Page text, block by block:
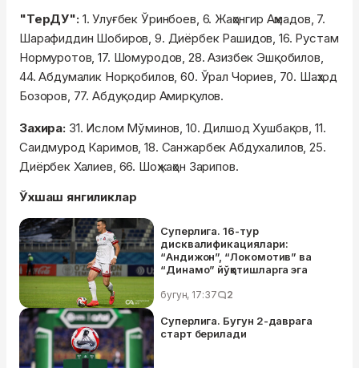
"ТерДУ":1. Улуғбек Ўринбоев, 6. Жаҳонгир Аҳмадов, 7.
Шарафиддин Шобиров, 9. Диёрбек Рашидов, 16. Рустам
Нормуротов, 17. Шомуродов, 28. Азизбек Эшқобилов,
44. Абдумалик Норқобилов, 60. Ўрал Чориев, 70. Шаҳзод
Бозоров, 77. Абдуқодир Амирқулов.
Захира:31. Ислом Мўминов, 10. Дилшод Хушбақов, 11.
Саидмурод Каримов, 18. Санжарбек Абдухалилов, 25.
Диёрбек Халиев, 66. Шоҳжаҳон Зарипов.
Ўхшаш янгиликлар
Суперлига. 16-тур
дисквалификациялари:
“Андижон”, “Локомотив” ва
“Динамо” йўқотишларга эга
бугун, 17:37 2
Суперлига. Бугун 2-даврага
старт берилади